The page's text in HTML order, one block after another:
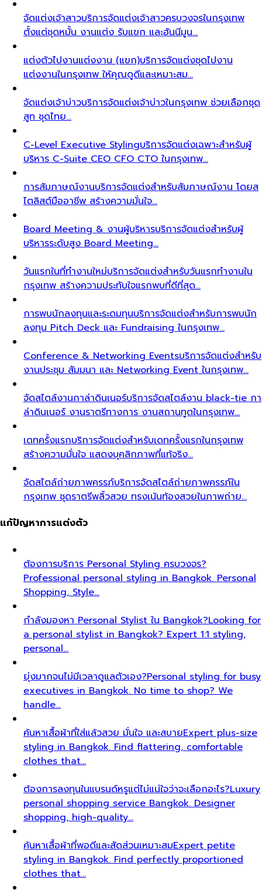
จัดแต่งเจ้าสาวบริการจัดแต่งเจ้าสาวครบวงจรในกรุงเทพ
ตั้งแต่ชุดหมั้น งานแต่ง รับแขก และฮันนีมูน…
แต่งตัวไปงานแต่งงาน (แขก)บริการจัดแต่งชุดไปงาน
แต่งงานในกรุงเทพ ให้คุณดูดีและเหมาะสม…
จัดแต่งเจ้าบ่าวบริการจัดแต่งเจ้าบ่าวในกรุงเทพ ช่วยเลือกชุด
สูท ชุดไทย…
C-Level Executive Stylingบริการจัดแต่งเฉพาะสำหรับผู้
บริหาร C-Suite CEO CFO CTO ในกรุงเทพ…
การสัมภาษณ์งานบริการจัดแต่งสำหรับสัมภาษณ์งาน โดยส
ไตลิสต์มืออาชีพ สร้างความมั่นใจ…
Board Meeting & งานผู้บริหารบริการจัดแต่งสำหรับผู้
บริหารระดับสูง Board Meeting…
วันแรกในที่ทำงานใหม่บริการจัดแต่งสำหรับวันแรกทำงานใน
กรุงเทพ สร้างความประทับใจแรกพบที่ดีที่สุด…
การพบนักลงทุนและระดมทุนบริการจัดแต่งสำหรับการพบนัก
ลงทุน Pitch Deck และ Fundraising ในกรุงเทพ…
Conference & Networking Eventsบริการจัดแต่งสำหรับ
งานประชุม สัมมนา และ Networking Event ในกรุงเทพ…
จัดสไตล์งานกาล่าดินเนอร์บริการจัดสไตล์งาน black-tie กา
ล่าดินเนอร์ งานราตรีทางการ งานสถานทูตในกรุงเทพ…
เดทครั้งแรกบริการจัดแต่งสำหรับเดทครั้งแรกในกรุงเทพ
สร้างความมั่นใจ แสดงบุคลิกภาพที่แท้จริง…
จัดสไตล์ถ่ายภาพครรภ์บริการจัดสไตล์ถ่ายภาพครรภ์ใน
กรุงเทพ ชุดราตรีพลิ้วสวย ทรงเน้นท้องสวยในภาพถ่าย…
แก้ปัญหาการแต่งตัว
ต้องการบริการ Personal Styling ครบวงจร?
Professional personal styling in Bangkok. Personal
Shopping, Style…
กำลังมองหา Personal Stylist ใน Bangkok?Looking for
a personal stylist in Bangkok? Expert 1:1 styling,
personal…
ยุ่งมากจนไม่มีเวลาดูแลตัวเอง?Personal styling for busy
executives in Bangkok. No time to shop? We
handle…
ค้นหาเสื้อผ้าที่ใส่แล้วสวย มั่นใจ และสบายExpert plus-size
styling in Bangkok. Find flattering, comfortable
clothes that…
ต้องการลงทุนในแบรนด์หรูแต่ไม่แน่ใจว่าจะเลือกอะไร?Luxury
personal shopping service Bangkok. Designer
shopping, high-quality…
ค้นหาเสื้อผ้าที่พอดีและสัดส่วนเหมาะสมExpert petite
styling in Bangkok. Find perfectly proportioned
clothes that…